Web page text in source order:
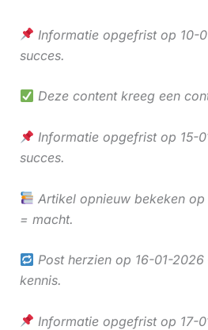
Informatie opgefrist op 10-
succes.
Deze content kreeg een
Informatie opgefrist op 15-
succes.
Artikel opnieuw bekeken
= macht.
Post herzien op 16-01-
kennis.
Informatie opgefrist op 17-